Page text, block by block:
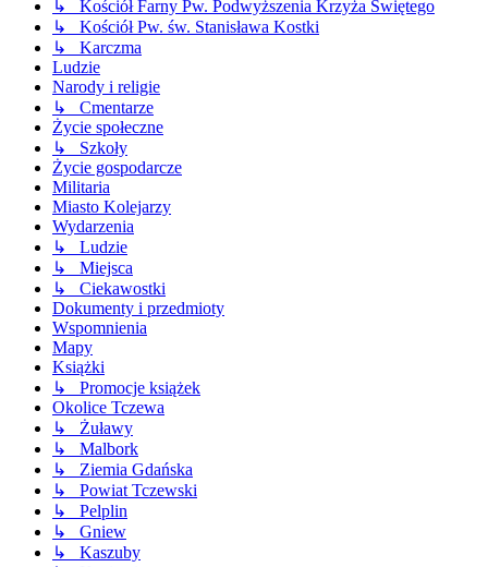
↳ Kościół Farny Pw. Podwyższenia Krzyża Świętego
↳ Kościół Pw. św. Stanisława Kostki
↳ Karczma
Ludzie
Narody i religie
↳ Cmentarze
Życie społeczne
↳ Szkoły
Życie gospodarcze
Militaria
Miasto Kolejarzy
Wydarzenia
↳ Ludzie
↳ Miejsca
↳ Ciekawostki
Dokumenty i przedmioty
Wspomnienia
Mapy
Książki
↳ Promocje książek
Okolice Tczewa
↳ Żuławy
↳ Malbork
↳ Ziemia Gdańska
↳ Powiat Tczewski
↳ Pelplin
↳ Gniew
↳ Kaszuby